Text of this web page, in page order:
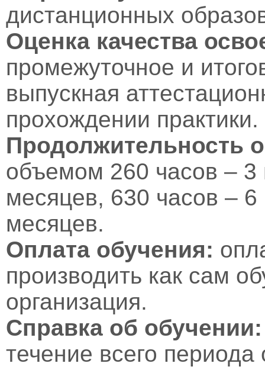
дистанционных
Оценка качества
промежуточное и
выпускная
прохождении практики.
Продолжительность
объемом 260 часов –
месяцев, 630 часов –
месяцев.
Оплата обучения:
производить как сам
организация.
Справка об обучении:
течение всего периода